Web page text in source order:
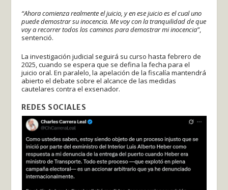
“Ahora comienza realmente el juicio, y en ese juicio es el cual uno
puede demostrar su inocencia. Me voy con la tranquilidad de que
voy a recorrer todos los caminos para demostrar mi inocencia”,
sentenció.
La investigación judicial seguirá su curso hasta febrero de
2025, cuando se espera que se defina la fecha para el
juicio oral. En paralelo, la apelación de la fiscalía mantendrá
abierto el debate sobre el alcance de las medidas
cautelares contra el exsenador.
REDES SOCIALES